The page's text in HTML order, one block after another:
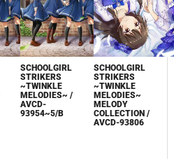
SCHOOLGIRL
STRIKERS
~TWINKLE
MELODIES~ /
AVCD-
93954~5/B
SCHOOLGIRL
STRIKERS
~TWINKLE
MELODIES~
MELODY
COLLECTION /
AVCD-93806